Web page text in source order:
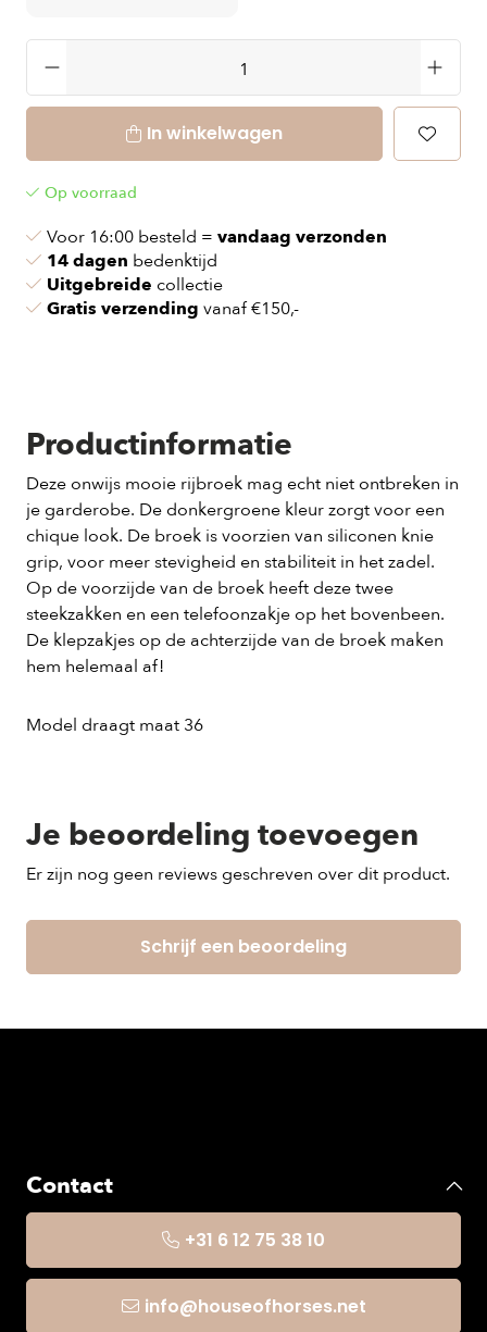
In winkelwagen
Op voorraad
Voor 16:00 besteld = vandaag verzonden
14 dagen bedenktijd
Uitgebreide collectie
Gratis verzending vanaf €150,-
Productinformatie
Deze onwijs mooie rijbroek mag echt niet ontbreken in
je garderobe. De donkergroene kleur zorgt voor een
chique look. De broek is voorzien van siliconen knie
grip, voor meer stevigheid en stabiliteit in het zadel.
Op de voorzijde van de broek heeft deze twee
steekzakken en een telefoonzakje op het bovenbeen.
De klepzakjes op de achterzijde van de broek maken
hem helemaal af!
Model draagt maat 36
Je beoordeling toevoegen
Er zijn nog geen reviews geschreven over dit product.
Schrijf een beoordeling
Contact
+31 6 12 75 38 10
info@houseofhorses.net